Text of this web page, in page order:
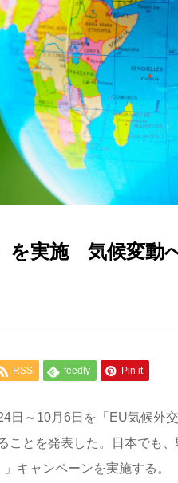
を実施 気候変動
RSS feedly Pin it
日～10月6日を「EU気候外
とを発表した。日本でも
キャンペーンを実施する。